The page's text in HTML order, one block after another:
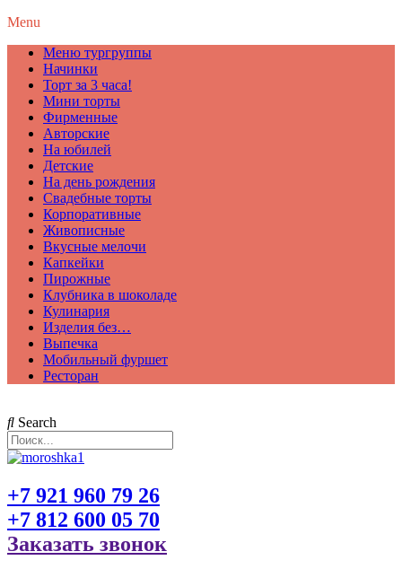
Menu
Меню тургруппы
Начинки
Торт за 3 часа!
Мини торты
Фирменные
Авторские
На юбилей
Детские
На день рождения
Свадебные торты
Корпоративные
Живописные
Вкусные мелочи
Капкейки
Пирожные
Клубника в шоколаде
Кулинария
Изделия без…
Выпечка
Мобильный фуршет
Ресторан
Search
+7 921 960 79 26
+7 812 600 05 70
Заказать звонок